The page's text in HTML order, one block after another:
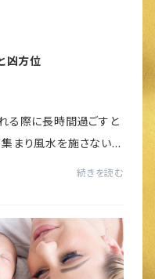
凶方位
る際に長時間過ごすと
まり風水を施さないと
自身で施す風水対策は
続きを読む